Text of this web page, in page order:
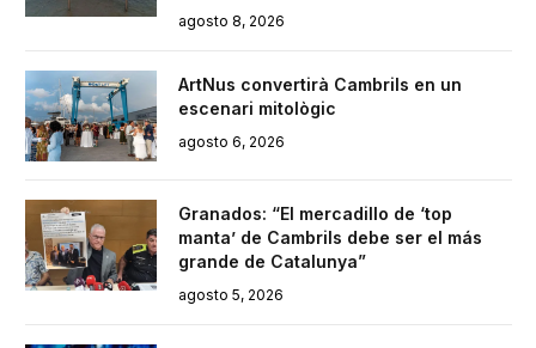
agosto 8, 2026
ArtNus convertirà Cambrils en un
escenari mitològic
agosto 6, 2026
Granados: “El mercadillo de ‘top
manta’ de Cambrils debe ser el más
grande de Catalunya”
agosto 5, 2026